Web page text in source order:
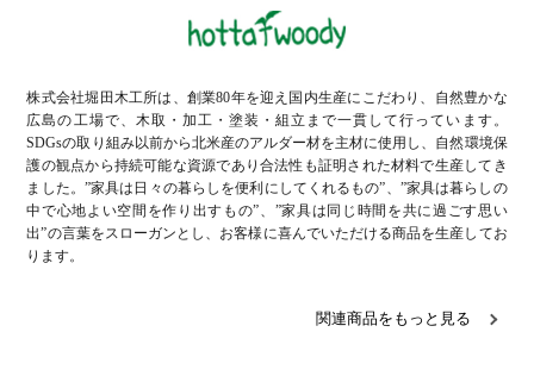
株式会社堀田木工所は、創業80年を迎え国内生産にこだわり、自然豊かな
広島の工場で、木取・加工・塗装・組立まで一貫して行っています。
SDGsの取り組み以前から北米産のアルダー材を主材に使用し、自然環境保
護の観点から持続可能な資源であり合法性も証明された材料で生産してき
ました。”家具は日々の暮らしを便利にしてくれるもの”、”家具は暮らしの
中で心地よい空間を作り出すもの”、”家具は同じ時間を共に過ごす思い
出”の言葉をスローガンとし、お客様に喜んでいただける商品を生産してお
ります。
関連商品をもっと見る